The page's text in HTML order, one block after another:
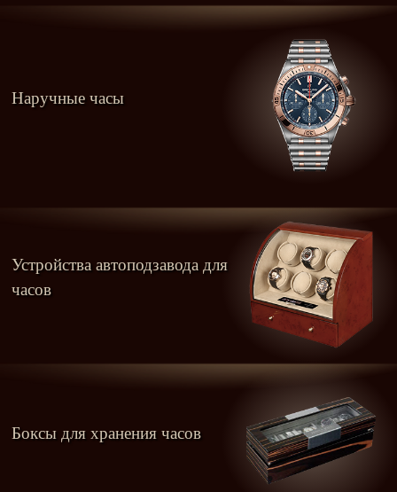
Наручные часы
Устройства автоподзавода для
часов
Боксы для хранения часов